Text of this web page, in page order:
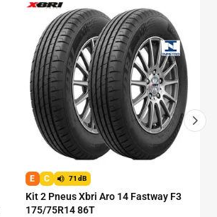
E C 71dB
Kit 2 Pneus Xbri Aro 14 Fastway F3
175/75R14 86T